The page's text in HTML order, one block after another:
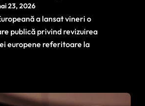
și
23, 2026
a lansat vineri o
publică privind revizuirea
europene referitoare la